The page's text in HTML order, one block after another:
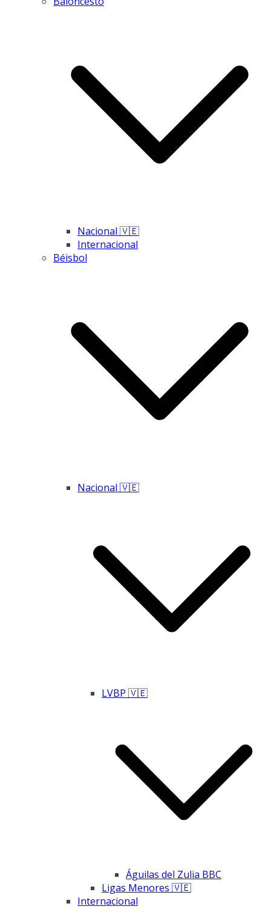
Nacional 🇻🇪
Internacional
Béisbol
Nacional 🇻🇪
LVBP 🇻🇪
Águilas del Zulia BBC
Ligas Menores 🇻🇪
Internacional